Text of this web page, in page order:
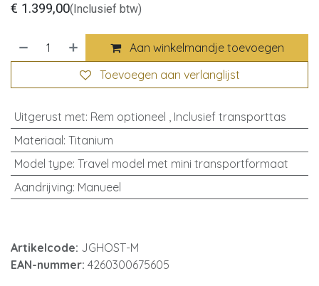
€ 1.399,00(Inclusief btw)
Aan winkelmandje toevoegen
Toevoegen aan verlanglijst
Uitgerust met: Rem optioneel , Inclusief transporttas
Materiaal: Titanium
Model type: Travel model met mini transportformaat
Aandrijving: Manueel
Artikelcode: JGHOST-M
EAN-nummer: 4260300675605